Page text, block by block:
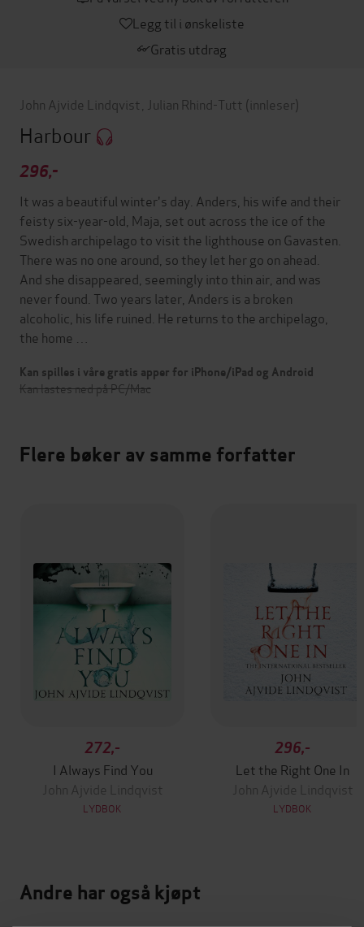
Legg til i ønskeliste
Gratis utdrag
John Ajvide Lindqvist Julian Rhind-Tutt (innleser)
Harbour
296,-
It was a beautiful winter's day. Anders, his wife and their
feisty six-year-old, Maja, set out across the ice of the
Swedish archipelago to visit the lighthouse on Gavasten.
There was no one around, so they let her go on ahead.
And she disappeared, seemingly into thin air, and was
never found. Two years later, Anders is a broken
alcoholic, his life ruined. He returns to the archipelago,
the home …
Kan spilles i våre gratis apper for iPhone/iPad og Android
Kan lastes ned på PC/Mac
Flere bøker av samme forfatter
272,-
I Always Find You
John Ajvide Lindqvist
LYDBOK
296,-
Let the Right One In
John Ajvide Lindqvist
LYDBOK
Andre har også kjøpt